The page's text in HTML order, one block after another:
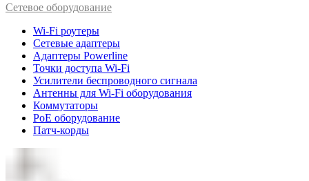
Cетевое оборудование
Wi-Fi роутеры
Сетевые адаптеры
Адаптеры Powerline
Точки доступа Wi-Fi
Усилители беспроводного сигнала
Антенны для Wi-Fi оборудования
Коммутаторы
PoE оборудование
Патч-корды